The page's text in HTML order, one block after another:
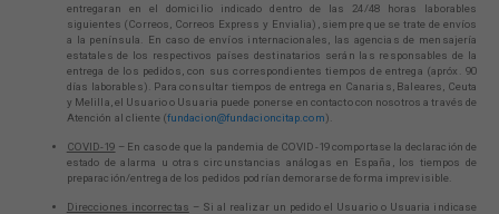
entregaran en el domicilio indicado dentro de las 24/48 horas laborables
siguientes (Correos, Correos Express y Envialia), siempre que se trate de envíos
a la península. En caso de envíos internacionales, las agencias de mensajería
estatales de los respectivos países destinatarios serán las responsables de la
entrega de los pedidos, con sus correspondientes tiempos de entrega (apróx. 90
días laborables). Para consultar tiempos de entrega en Canarias, Baleares, Ceuta
y Melilla, el Usuario o Usuaria puede ponerse en contacto con nosotros a través de
Atención al cliente (fundacion@fundacioncitap.com).
COVID-19 – En caso de que la pandemia de COVID-19 comportase la declaración de
estado de alarma u otras circunstancias análogas en España, los tiempos de
preparación/entrega de los pedidos podrían demorarse de forma imprevisible.
Direcciones incorrectas – Si al realizar un pedido el Usuario o Usuaria indicase